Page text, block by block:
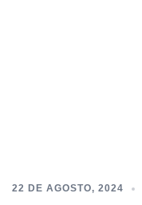
22 DE AGOSTO, 2024